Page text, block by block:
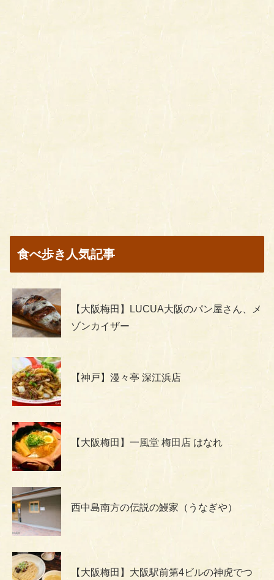
食べ歩き人気記事
【大阪梅田】LUCUA大阪のパン屋さん、メ
ゾンカイザー
【神戸】漫々亭 深江浜店
【大阪梅田】一風堂 梅田店 はなれ
西中島南方の伝説の鰻家（うなぎや）
【大阪梅田】大阪駅前第4ビルの神虎でつ